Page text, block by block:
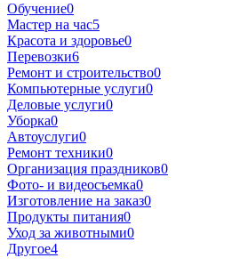
Обучение0
Мастер на час5
Красота и здоровье0
Перевозки6
Ремонт и строительство0
Компьютерные услуги0
Деловые услуги0
Уборка0
Автоуслуги0
Ремонт техники0
Организация праздников0
Фото- и видеосъемка0
Изготовление на заказ0
Продукты питания0
Уход за животными0
Другое4